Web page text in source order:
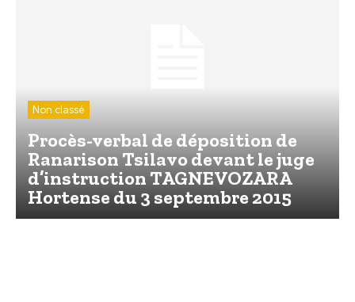
Non classé
Procès-verbal de déposition de
Ranarison Tsilavo devant le juge
d’instruction TAGNEVOZARA
Hortense du 3 septembre 2015